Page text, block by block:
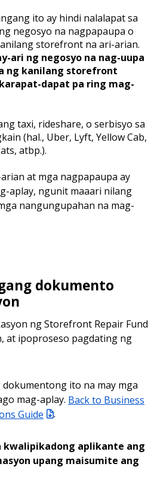
ito ay hindi nalalapat sa
negosyo na nagpapaupa o
storefront na ari-arian.
ari ng negosyo na nag-uupa
ng kanilang storefront
dapat pa ring mag-
taxi, rideshare, o serbisyo sa
(hal., Uber, Lyft, Yellow Cab,
atbp.).
at mga nagpapaupa ay
aplay, ngunit maaari nilang
nangungupahan na mag-
dokumento
ng Storefront Repair Fund
at ipoproseso pagdating ng
ito na may mga
mag-aplay. Back to Business
Guide
.
kwalipikadong aplikante ang
upang maisumite ang